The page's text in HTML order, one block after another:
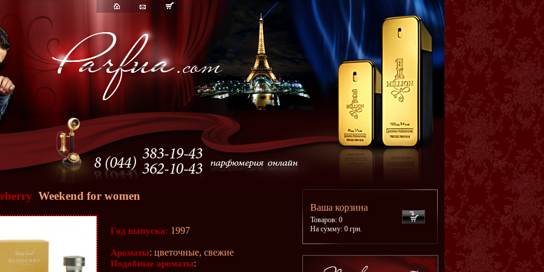
Weekend for women
Год выпуска: 1997
Ароматы: цветочные, свежие
Подобные ароматы:
Ваша корзина
Товаров: 0
На сумму: 0 грн.